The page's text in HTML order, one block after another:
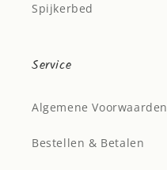
Spijkerbed
Service
Algemene Voorwaarden
Bestellen & Betalen